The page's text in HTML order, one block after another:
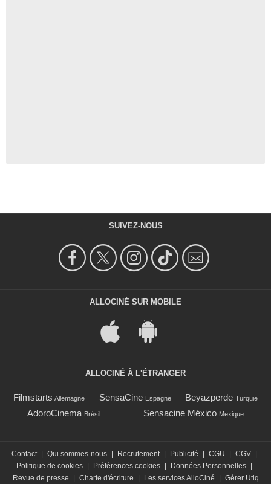
SUIVEZ-NOUS
ALLOCINÉ SUR MOBILE
ALLOCINÉ À L'ÉTRANGER
Filmstarts Allemagne SensaCine Espagne Beyazperde Turquie
AdoroCinema Brésil Sensacine México Mexique
Contact Qui sommes-nous Recrutement Publicité CGU CGV
Politique de cookies
Préférences cookies Données Personnelles
Revue de presse
Charte d'écriture Les services AlloCiné Gérer Utiq